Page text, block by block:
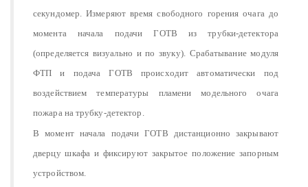
секундомер. Измеряют время свободного горения очага до
момента начала подачи ГОТВ из трубки-детектора
(определяется визуально и по звуку). Срабатывание модуля
ФТП и подача ГОТВ происходит автоматически под
воздействием температуры пламени модельного очага
пожара на трубку-детектор.
В момент начала подачи ГОТВ дистанционно закрывают
дверцу шкафа и фиксируют закрытое положение запорным
устройством.